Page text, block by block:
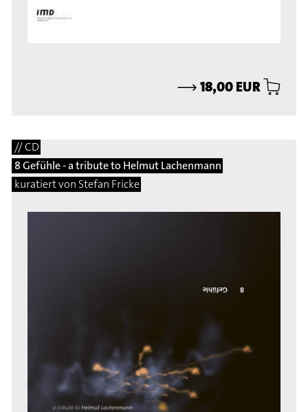
⟶18,00 EUR
// CD
8 Gefühle - a tribute to Helmut Lachenmann
kuratiert von Stefan Fricke